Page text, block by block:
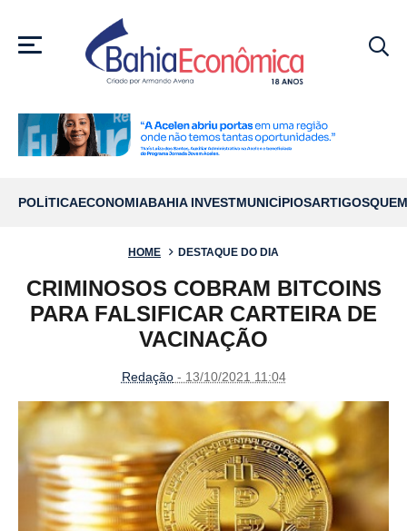
MENU
POLÍTICAECONOMIABAHIA INVESTMUNICÍPIOSARTIGOS
HOME DESTAQUE DO DIA
CRIMINOSOS COBRAM BITCOINS
PARA FALSIFICAR CARTEIRA DE
VACINAÇÃO
Redação- 13/10/2021 11:04